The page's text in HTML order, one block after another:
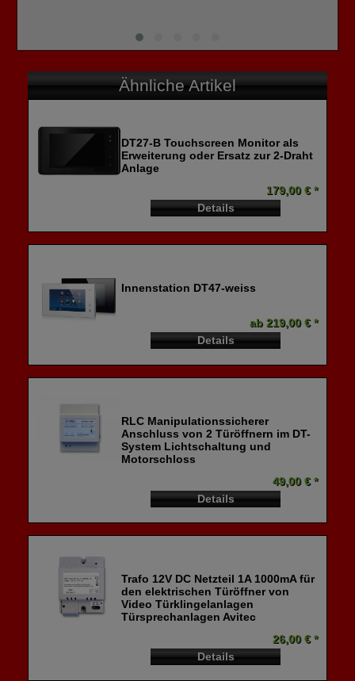
Ähnliche Artikel
DT27-B Touchscreen Monitor als
Erweiterung oder Ersatz zur 2-Draht
Anlage
179,00 € *
Details
Innenstation DT47-weiss
ab 219,00 € *
Details
RLC Manipulationssicherer
Anschluss von 2 Türöffnern im DT-
System Lichtschaltung und
Motorschloss
49,00 € *
Details
Trafo 12V DC Netzteil 1A 1000mA für
den elektrischen Türöffner von
Video Türklingelanlagen
Türsprechanlagen Avitec
26,00 € *
Details